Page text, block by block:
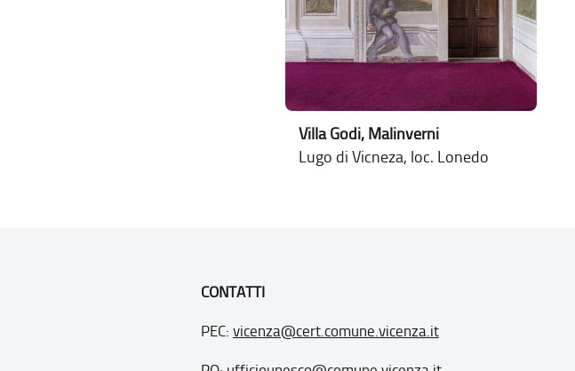
Villa Godi, Malinverni
Lugo di Vicneza, loc. Lonedo
CONTATTI
PEC: vicenza@cert.comune.vicenza.it